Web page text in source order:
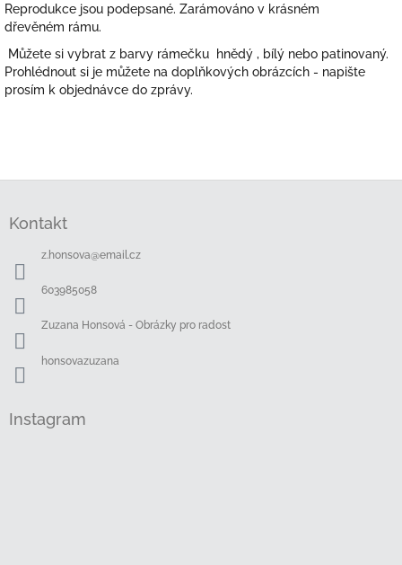
Reprodukce jsou podepsané. Zarámováno v krásném
dřevěném rámu.
Můžete si vybrat z barvy rámečku hnědý , bílý nebo patinovaný.
Prohlédnout si je můžete na doplňkových obrázcích - napište
prosím k objednávce do zprávy.
Kontakt
z.honsova@email.cz
603985058
Zuzana Honsová - Obrázky pro radost
honsovazuzana
Instagram